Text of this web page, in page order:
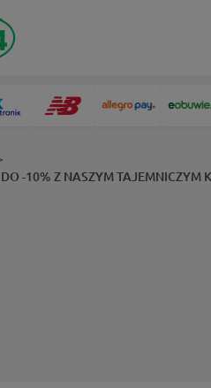
-10% Z NASZYM TAJEMNICZYM